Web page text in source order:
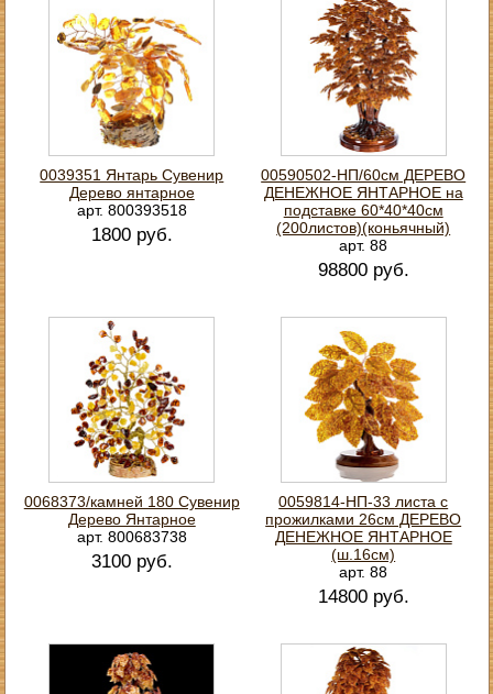
0039351 Янтарь Сувенир
Дерево янтарное
арт. 800393518
1800 руб.
00590502-НП/60см ДЕРЕВО
ДЕНЕЖНОЕ ЯНТАРНОЕ на
подставке 60*40*40см
(200листов)(коньячный)
арт. 88
98800 руб.
0068373/камней 180 Сувенир
Дерево Янтарное
арт. 800683738
3100 руб.
0059814-НП-33 листа с
прожилками 26см ДЕРЕВО
ДЕНЕЖНОЕ ЯНТАРНОЕ
(ш.16см)
арт. 88
14800 руб.